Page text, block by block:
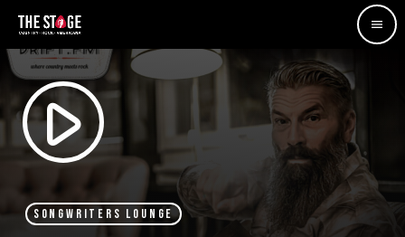
menu
play_arrow
SONGWRITERS LOUNGE